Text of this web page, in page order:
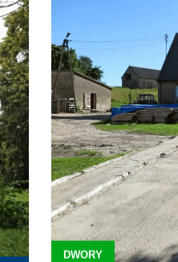
DWORY